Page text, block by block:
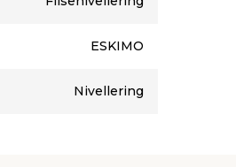
ESKIMO
Nivellering